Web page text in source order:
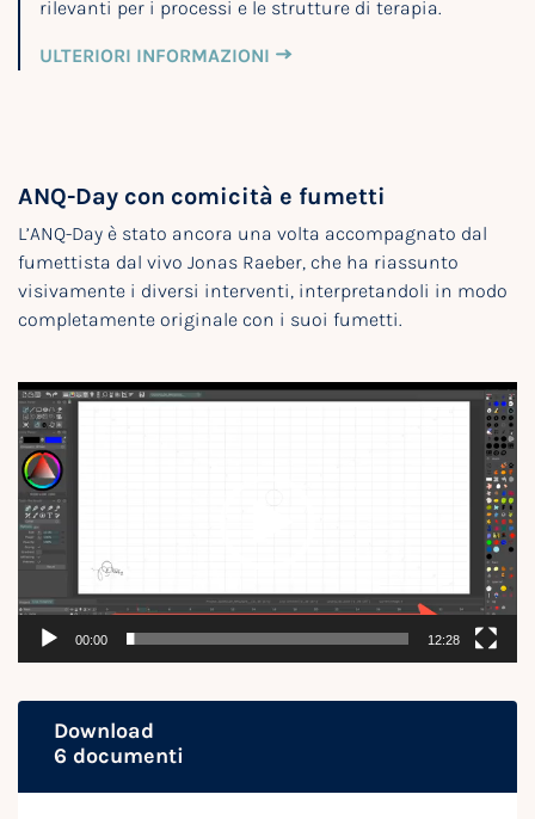
rilevanti per i processi e le strutture di terapia.
ULTERIORI INFORMAZIONI
ANQ-Day con comicità e fumetti
L’ANQ-Day è stato ancora una volta accompagnato dal
fumettista dal vivo Jonas Raeber, che ha riassunto
visivamente i diversi interventi, interpretandoli in modo
completamente originale con i suoi fumetti.
Video
Player
00:00 12:28
Download
6 documenti